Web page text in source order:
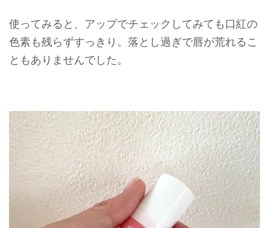
使ってみると、アップでチェックしてみても口紅の
色素も残らずすっきり。落とし過ぎで唇が荒れるこ
ともありませんでした。